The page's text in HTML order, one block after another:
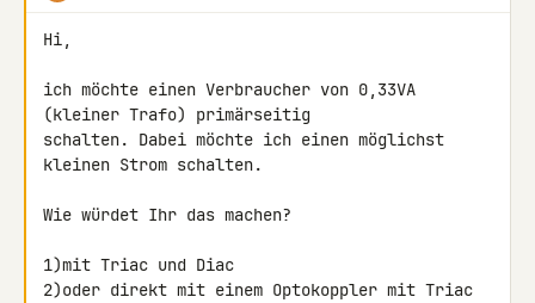
Hi,
ich möchte einen Verbraucher von 0,33VA
(kleiner Trafo) primärseitig
schalten. Dabei möchte ich einen möglichst
kleinen Strom schalten.
Wie würdet Ihr das machen?
1)mit Triac und Diac
2)oder direkt mit einem Optokoppler mit Triac